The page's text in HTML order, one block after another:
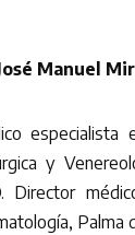
Manuel
especialista
y
Director
Palma